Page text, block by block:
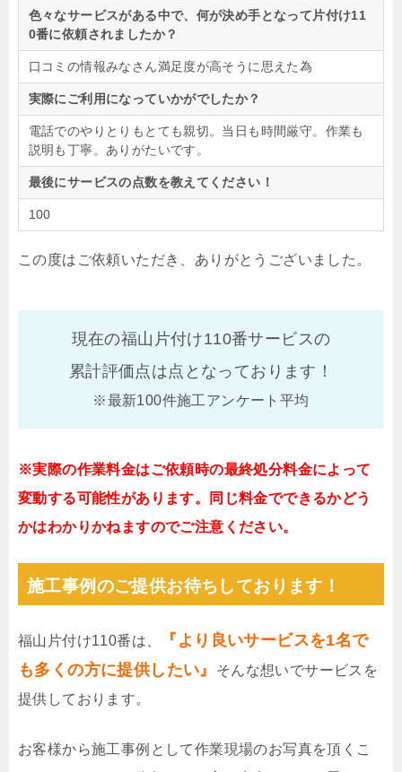
色々なサービスがある中で、何が決め手となって片付け11
0番に依頼されましたか？
口コミの情報みなさん満足度が高そうに思えた為
実際にご利用になっていかがでしたか？
電話でのやりとりもとても親切。当日も時間厳守。作業も
説明も丁寧。ありがたいです。
最後にサービスの点数を教えてください！
100
この度はご依頼いただき、ありがとうございました。
現在の福山片付け110番サービスの
累計評価点は点となっております！
※最新100件施工アンケート平均
※実際の作業料金はご依頼時の最終処分料金によって
変動する可能性があります。同じ料金でできるかどう
かはわかりかねますのでご注意ください。
施工事例のご提供お待ちしております！
福山片付け110番は、
『より良いサービスを1名で
も多くの方に提供したい』
そんな想いでサービスを
提供しております。
お客様から施工事例として作業現場のお写真を頂くこ